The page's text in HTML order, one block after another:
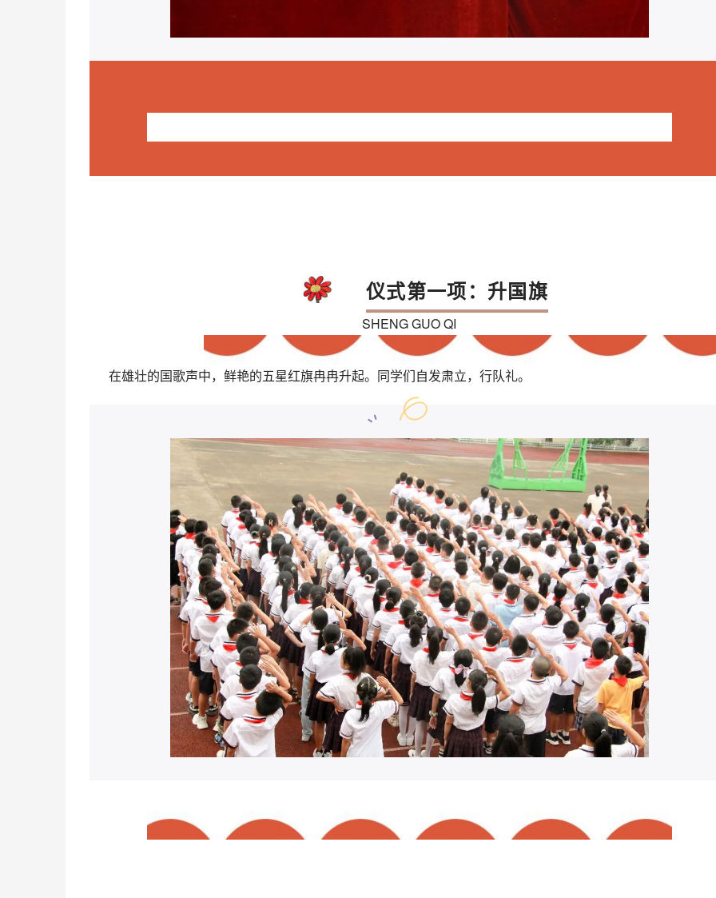
仪式第一项：升国旗
SHENG GUO QI
在雄壮的国歌声中，鲜艳的五星红旗冉冉升起。同学们自发肃立，行队礼。